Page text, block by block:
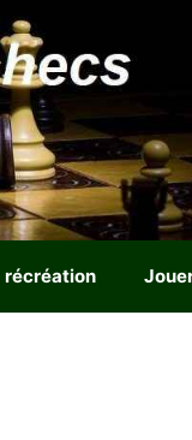
récréation